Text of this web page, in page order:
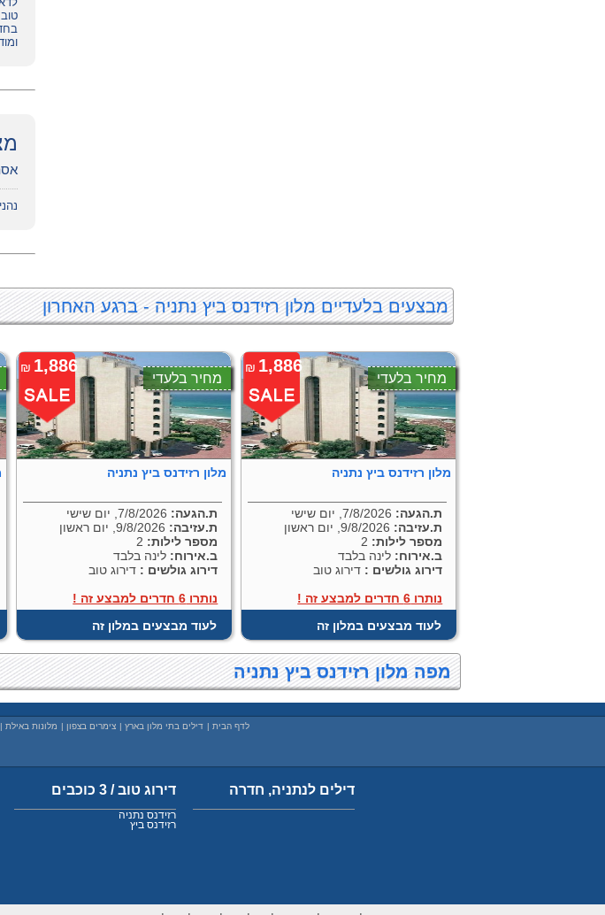
אסתר
מבצעים בלעדיים מלון רזידנס ביץ נתניה - ברגע האחרון
1,886
₪
מחיר בלעדי
מלון רזידנס ביץ נתניה
ת.הגעה:
ת.עזיבה: 9/8/2026, יום ראשון
מספר לילות:
ב.אירוח: לינה בלבד
דירוג גולשים : דירוג טוב
נותרו 6 חדרים למבצע זה !
לעוד מבצעים במלון זה
1,886
₪
מחיר בלעדי
מלון רזידנס ביץ נתניה
ת.הגעה:
ת.עזיבה: 9/8/2026, יום ראשון
מספר לילות:
ב.אירוח: לינה בלבד
דירוג גולשים : דירוג טוב
נותרו 6 חדרים למבצע זה !
לעוד מבצעים במלון זה
מפה מלון רזידנס ביץ נתניה
לדף הבית | דילים בתי מלון בארץ | צימרים בצפון | מלונות באילת |
דילים לנתניה, חדרה דירוג טוב / 3 כוכבים
רזידנס נתניה
רזידנס ביץ